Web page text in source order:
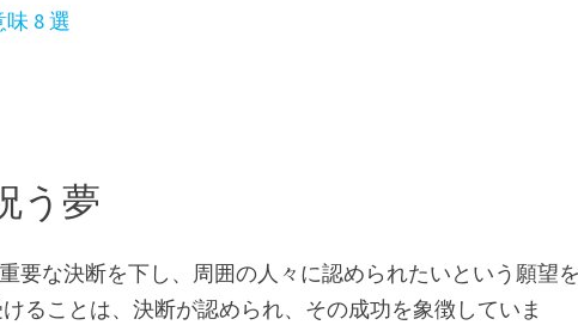
8 選
う夢
要な決断を下し、周囲の人々に認められたいという願望
ることは、決断が認められ、その成功を象徴していま